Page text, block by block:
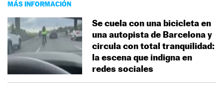
MÁS INFORMACIÓN
Se cuela con una bicicleta en
una autopista de Barcelona y
circula con total tranquilidad:
la escena que indigna en
redes sociales